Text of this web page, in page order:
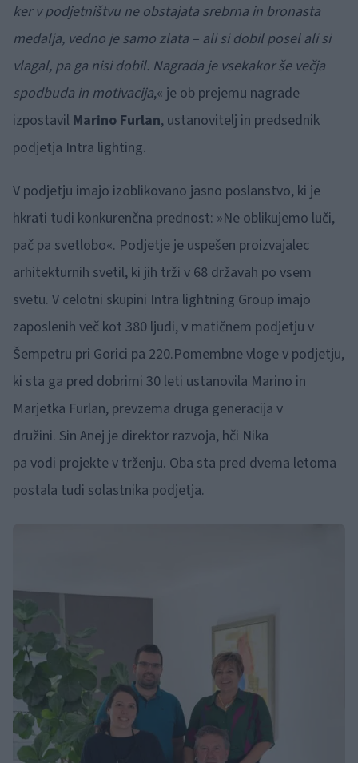
ker v podjetništvu ne obstajata srebrna in bronasta
medalja, vedno je samo zlata – ali si dobil posel ali si
vlagal, pa ga nisi dobil. Nagrada je vsekakor še večja
spodbuda in motivacija,« je ob prejemu nagrade
izpostavil Marino Furlan, ustanovitelj in predsednik
podjetja Intra lighting.
V podjetju imajo izoblikovano jasno poslanstvo, ki je
hkrati tudi konkurenčna prednost: »Ne oblikujemo luči,
pač pa svetlobo«. Podjetje je uspešen proizvajalec
arhitekturnih svetil, ki jih trži v 68 državah po vsem
svetu. V celotni skupini Intra lightning Group imajo
zaposlenih več kot 380 ljudi, v matičnem podjetju v
Šempetru pri Gorici pa 220.Pomembne vloge v podjetju,
ki sta ga pred dobrimi 30 leti ustanovila Marino in
Marjetka Furlan, prevzema druga generacija v
družini. Sin Anej je direktor razvoja, hči Nika
pa vodi projekte v trženju. Oba sta pred dvema letoma
postala tudi solastnika podjetja.